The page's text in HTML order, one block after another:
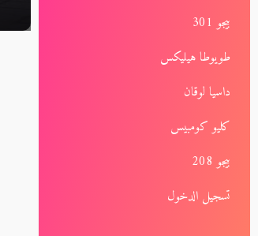
بيجو 301
طويوطا هيليكس
داسيا لوقان
كليو كومبيس
بيجو 208
تسجيل الدخول